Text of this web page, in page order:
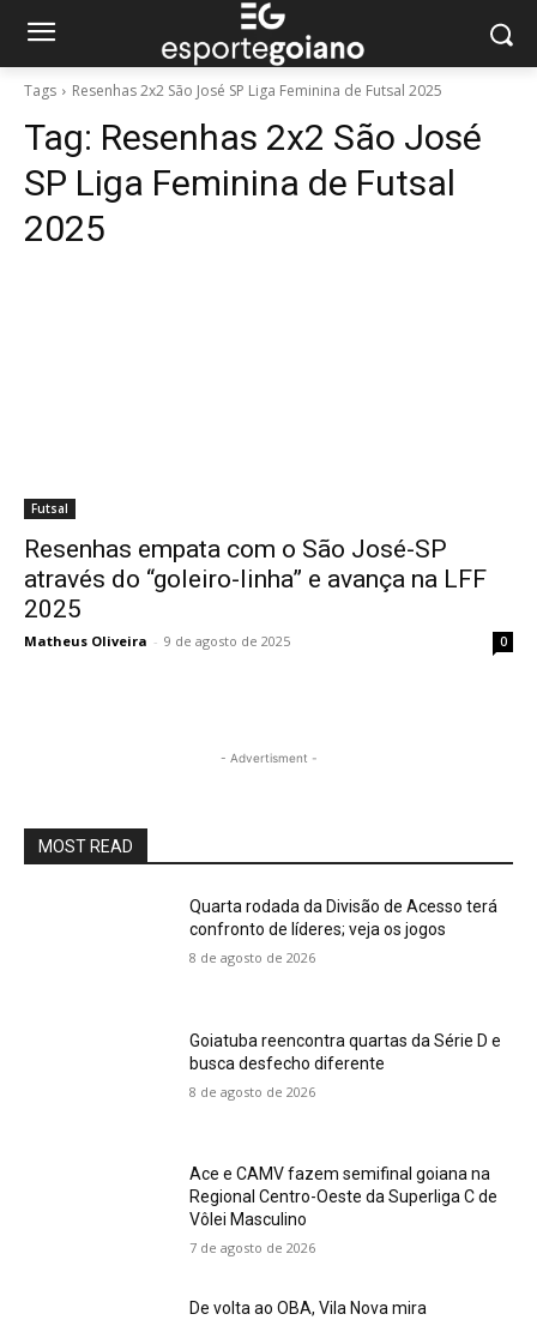
Tags Resenhas 2x2 São José SP Liga Feminina de Futsal 2025
Tag: Resenhas 2x2 São José
SP Liga Feminina de Futsal
2025
Futsal
Resenhas empata com o São José-SP
através do “goleiro-linha” e avança na LFF
2025
Matheus Oliveira - 9 de agosto de 2025 0
- Advertisment -
MOST READ
Quarta rodada da Divisão de Acesso terá
confronto de líderes; veja os jogos
8 de agosto de 2026
Goiatuba reencontra quartas da Série D e
busca desfecho diferente
8 de agosto de 2026
Ace e CAMV fazem semifinal goiana na
Regional Centro-Oeste da Superliga C de
Vôlei Masculino
7 de agosto de 2026
De volta ao OBA, Vila Nova mira